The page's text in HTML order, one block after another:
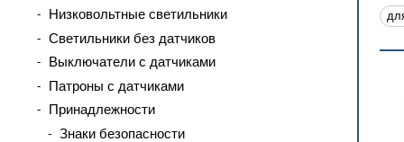
Низковольтные светильники
Светильники без датчиков
Выключатели с датчиками
Патроны с датчиками
Принадлежности
Знаки безопасности